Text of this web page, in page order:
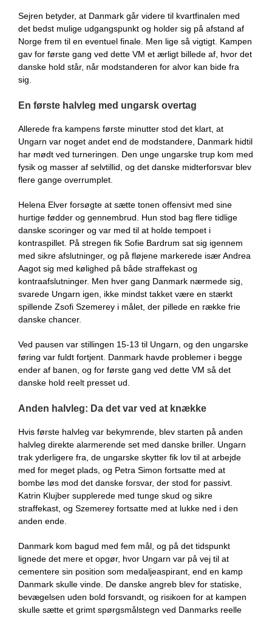
Sejren betyder, at Danmark går videre til kvartfinalen med
det bedst mulige udgangspunkt og holder sig på afstand af
Norge frem til en eventuel finale. Men lige så vigtigt. Kampen
gav for første gang ved dette VM et ærligt billede af, hvor det
danske hold står, når modstanderen for alvor kan bide fra
sig.
En første halvleg med ungarsk overtag
Allerede fra kampens første minutter stod det klart, at
Ungarn var noget andet end de modstandere, Danmark hidtil
har mødt ved turneringen. Den unge ungarske trup kom med
fysik og masser af selvtillid, og det danske midterforsvar blev
flere gange overrumplet.
Helena Elver forsøgte at sætte tonen offensivt med sine
hurtige fødder og gennembrud. Hun stod bag flere tidlige
danske scoringer og var med til at holde tempoet i
kontraspillet. På stregen fik Sofie Bardrum sat sig igennem
med sikre afslutninger, og på fløjene markerede især Andrea
Aagot sig med kølighed på både straffekast og
kontraafslutninger. Men hver gang Danmark nærmede sig,
svarede Ungarn igen, ikke mindst takket være en stærkt
spillende Zsofi Szemerey i målet, der pillede en række frie
danske chancer.
Ved pausen var stillingen 15-13 til Ungarn, og den ungarske
føring var fuldt fortjent. Danmark havde problemer i begge
ender af banen, og for første gang ved dette VM så det
danske hold reelt presset ud.
Anden halvleg: Da det var ved at knække
Hvis første halvleg var bekymrende, blev starten på anden
halvleg direkte alarmerende set med danske briller. Ungarn
trak yderligere fra, de ungarske skytter fik lov til at arbejde
med for meget plads, og Petra Simon fortsatte med at
bombe løs mod det danske forsvar, der stod for passivt.
Katrin Klujber supplerede med tunge skud og sikre
straffekast, og Szemerey fortsatte med at lukke ned i den
anden ende.
Danmark kom bagud med fem mål, og på det tidspunkt
lignede det mere et opgør, hvor Ungarn var på vej til at
cementere sin position som medaljeaspirant, end en kamp
Danmark skulle vinde. De danske angreb blev for statiske,
bevægelsen uden bold forsvandt, og risikoen for at kampen
skulle sætte et grimt spørgsmålstegn ved Danmarks reelle